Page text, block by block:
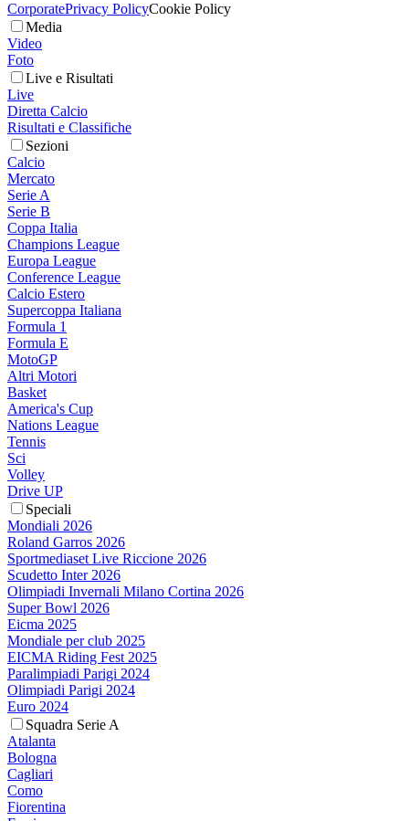
CorporatePrivacy PolicyCookie Policy
Media
Video
Foto
Live e Risultati
Live
Diretta Calcio
Risultati e Classifiche
Sezioni
Calcio
Mercato
Serie A
Serie B
Coppa Italia
Champions League
Europa League
Conference League
Calcio Estero
Supercoppa Italiana
Formula 1
Formula E
MotoGP
Altri Motori
Basket
America's Cup
Nations League
Tennis
Sci
Volley
Drive UP
Speciali
Mondiali 2026
Roland Garros 2026
Sportmediaset Live Riccione 2026
Scudetto Inter 2026
Olimpiadi Invernali Milano Cortina 2026
Super Bowl 2026
Eicma 2025
Mondiale per club 2025
EICMA Riding Fest 2025
Paralimpiadi Parigi 2024
Olimpiadi Parigi 2024
Euro 2024
Squadra Serie A
Atalanta
Bologna
Cagliari
Como
Fiorentina